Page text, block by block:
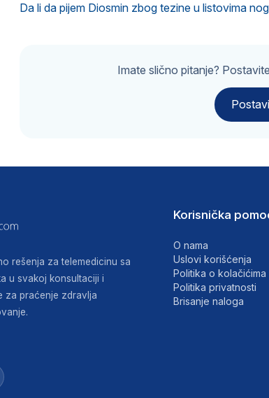
Da li da pijem Diosmin zbog tezine u listovima
Imate slično pitanje?
rešenja za telemedicinu sa
u svakoj konsultaciji i
za praćenje zdravlja
Korisnička
O nama
Uslovi korišćenja
Politika o kolačićima
Politika privatnosti
Brisanje naloga